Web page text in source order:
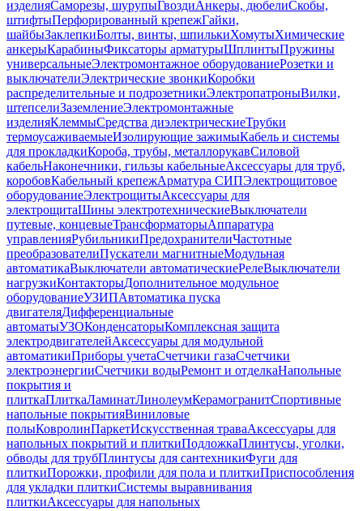
изделияСаморезы, шурупыГвоздиАнкеры, дюбелиСкобы,
штифтыПерфорированный крепежГайки,
шайбыЗаклепкиБолты, винты, шпилькиХомутыХимические
анкерыКарабиныФиксаторы арматурыШплинтыПружины
универсальныеЭлектромонтажное оборудованиеРозетки и
выключателиЭлектрические звонкиКоробки
распределительные и подрозетникиЭлектропатроныВилки,
штепселиЗаземлениеЭлектромонтажные
изделияКлеммыСредства диэлектрическиеТрубки
термоусаживаемыеИзолирующие зажимыКабель и системы
для прокладкиКороба, трубы, металлорукавСиловой
кабельНаконечники, гильзы кабельныеАксессуары для труб,
коробовКабельный крепежАрматура СИПЭлектрощитовое
оборудованиеЭлектрощитыАксессуары для
электрощитаШины электротехническиеВыключатели
путевые, концевыеТрансформаторыАппаратура
управленияРубильникиПредохранителиЧастотные
преобразователиПускатели магнитныеМодульная
автоматикаВыключатели автоматическиеРелеВыключатели
нагрузкиКонтакторыДополнительное модульное
оборудованиеУЗИПАвтоматика пуска
двигателяДифференциальные
автоматыУЗОКонденсаторыКомплексная защита
электродвигателейАксессуары для модульной
автоматикиПриборы учетаСчетчики газаСчетчики
электроэнергииСчетчики водыРемонт и отделкаНапольные
покрытия и
плиткаПлиткаЛаминатЛинолеумКерамогранитСпортивные
напольные покрытияВиниловые
полыКовролинПаркетИскусственная траваАксессуары для
напольных покрытий и плиткиПодложкаПлинтусы, уголки,
обводы для трубПлинтусы для сантехникиФуги для
плиткиПорожки, профили для пола и плиткиПриспособления
для укладки плиткиСистемы выравнивания
плиткиАксессуары для напольных